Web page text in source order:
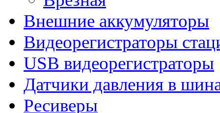
Внешние аккумуляторы
Видеорегистраторы
USB видеорегистраторы
Датчики давления в
Ресиверы